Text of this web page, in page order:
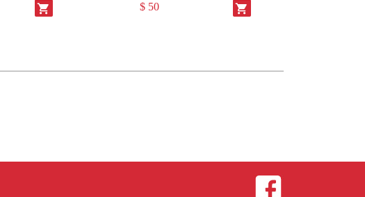
shopping_cart
$ 50
shopping_cart